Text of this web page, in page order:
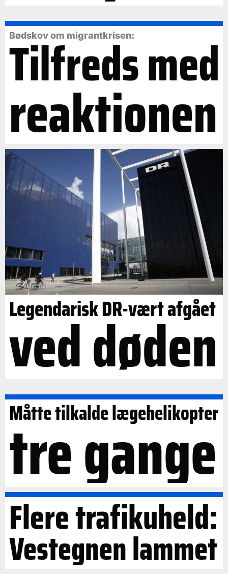
Bødskov om migrantkrisen:
Tilfreds med
reaktionen
Legendarisk DR-vært afgået
ved døden
Måtte tilkalde lægehelikopter
tre gange
Flere trafikuheld:
Vestegnen lammet